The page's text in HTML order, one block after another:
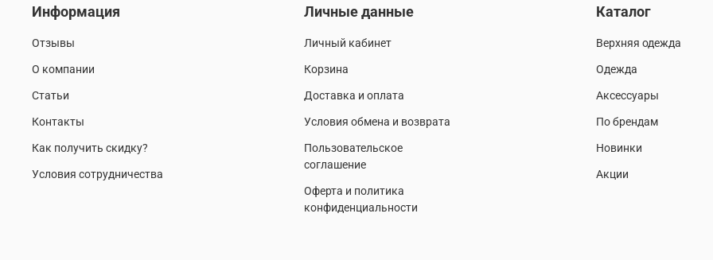
Информация
Отзывы
О компании
Статьи
Контакты
Как получить скидку?
Условия сотрудничества
Личные данные
Личный кабинет
Корзина
Доставка и оплата
Условия обмена и возврата
Пользовательское
соглашение
Оферта и политика
конфиденциальности
Каталог
Верхняя одежда
Одежда
Аксессуары
По брендам
Новинки
Акции